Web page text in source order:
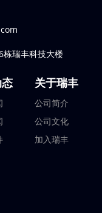
栋瑞丰科技大楼
关于瑞丰
公司简介
公司文化
加入瑞丰